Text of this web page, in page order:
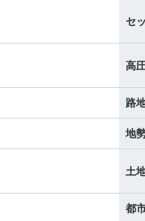
セ
高
路
地
土
都